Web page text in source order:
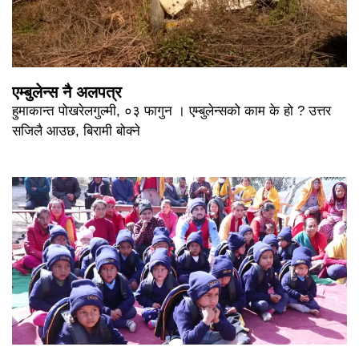
एम्बुलेन्स नै अलपत्र
हुमाकान्त पोखरेलगुल्मी, ०३ फागुन । एम्बुलेन्सको काम के हो ? उत्तर
सजिलै आउछ, बिरामी बोक्ने